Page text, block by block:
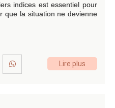
indices est essentiel pour
que la situation ne devienne
Lire plus